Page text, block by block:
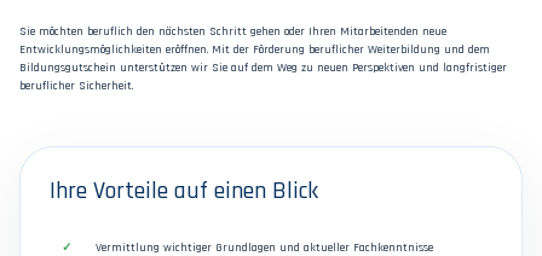
Sie möchten beruflich den nächsten Schritt gehen oder Ihren Mitarbeitenden neue
Entwicklungsmöglichkeiten eröffnen. Mit der Förderung beruflicher Weiterbildung und dem
Bildungsgutschein unterstützen wir Sie auf dem Weg zu neuen Perspektiven und langfristiger
beruflicher Sicherheit.
Ihre Vorteile auf einen Blick
Vermittlung wichtiger Grundlagen und aktueller Fachkenntnisse